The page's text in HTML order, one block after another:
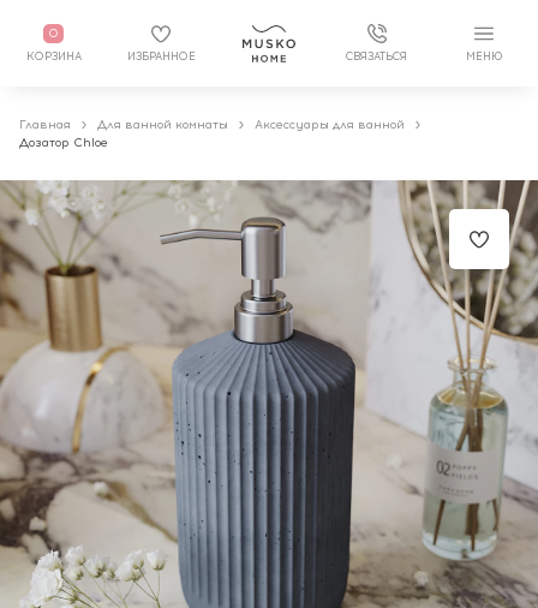
0
КОРЗИНА ИЗБРАННОЕ СВЯЗАТЬСЯ МЕНЮ
Главная Для ванной комнаты
Аксессуары для ванной
Дозатор Chloe